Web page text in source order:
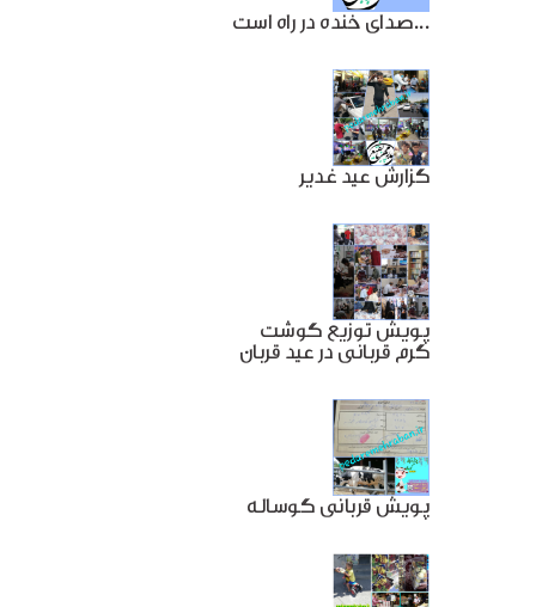
صدای خنده در راه است...
گزارش عید غدیر
پویش توزیع گوشت
گرم قربانی در عید قربان
پویش قربانی گوساله